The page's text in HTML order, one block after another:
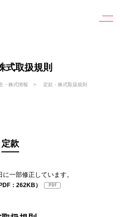
式取扱規則
・株式情報 定款・株式取扱規則
定款
一部修正しています。
：262KB）